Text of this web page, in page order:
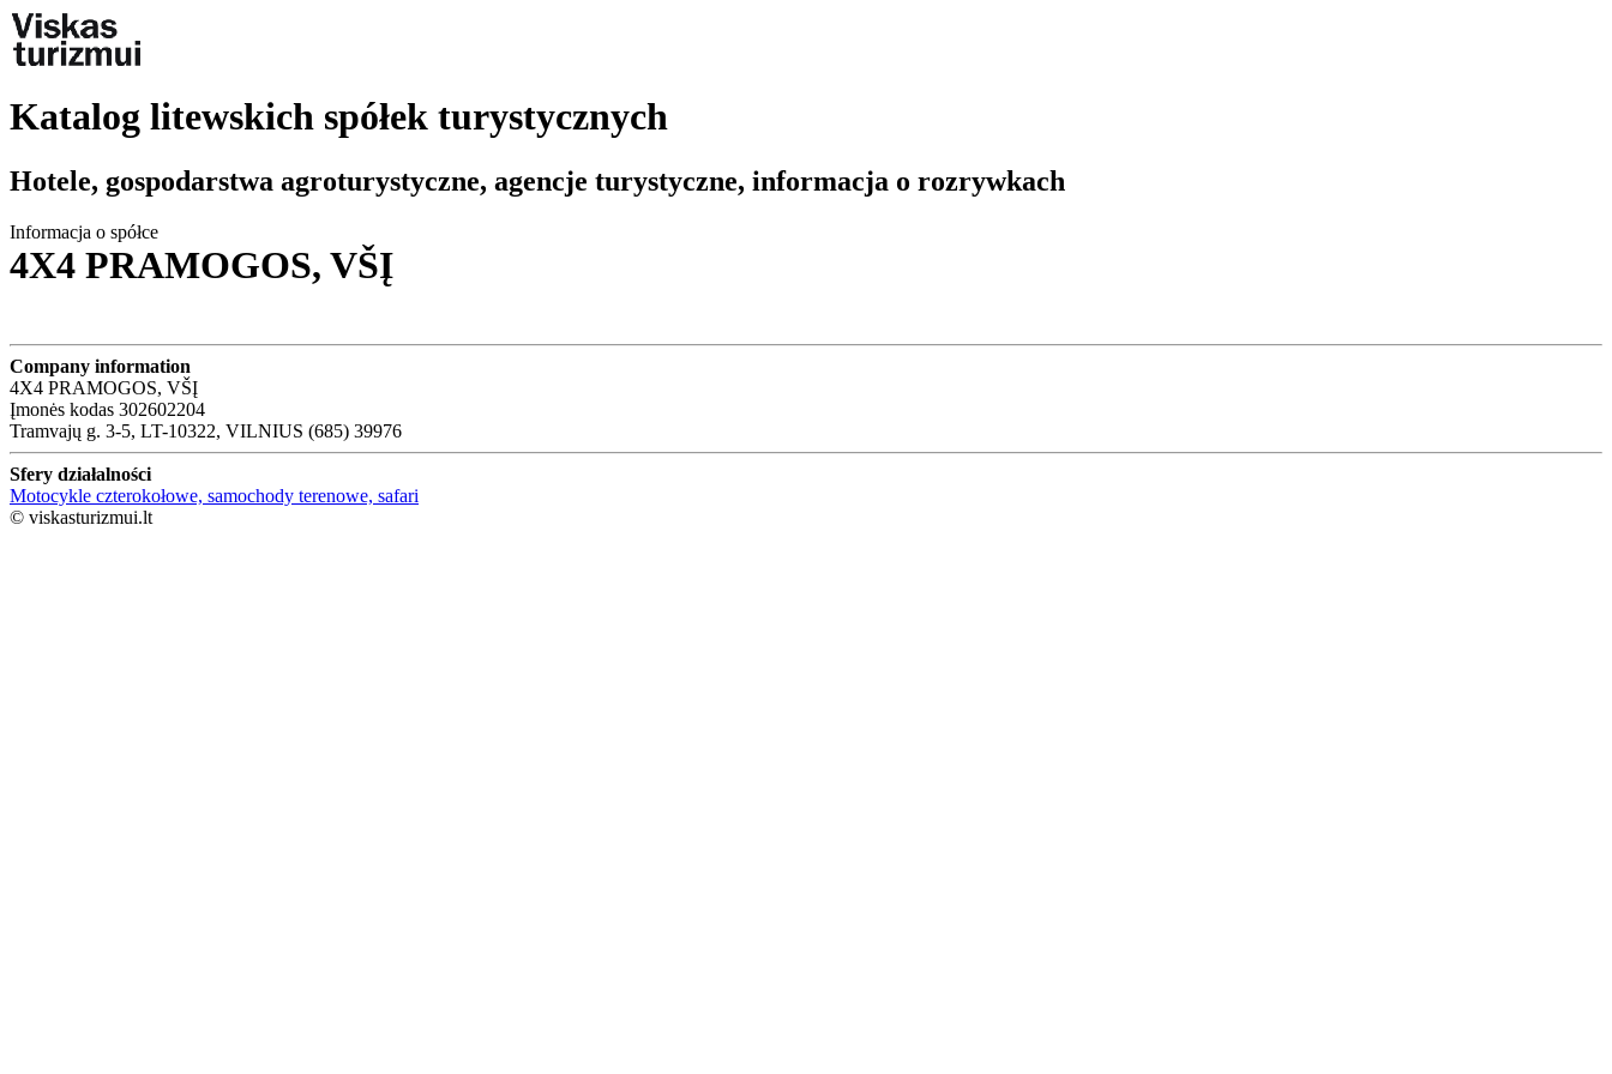
Katalog litewskich spółek turystycznych
Hotele, gospodarstwa agroturystyczne, agencje turystyczne, informacja o rozrywkach
Informacja o spółce
4X4 PRAMOGOS, VŠĮ
Company information
4X4 PRAMOGOS, VŠĮ
Įmonės kodas 302602204
Tramvajų g. 3-5, LT-10322, VILNIUS (685) 39976
Sfery działalności
Motocykle czterokołowe, samochody terenowe, safari
© viskasturizmui.lt